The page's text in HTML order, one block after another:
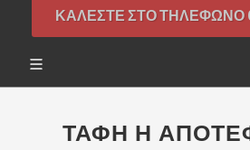
ΚΑΛΕΣΤΕ ΣΤΟ ΤΗΛΕΦΩΝΟ
ΤΑΦΗ Η